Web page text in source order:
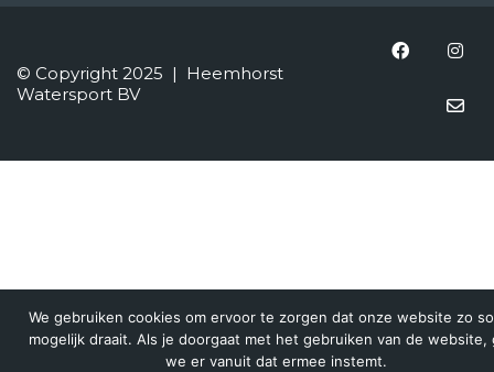
© Copyright 2025 | Heemhorst
Watersport BV
We gebruiken cookies om ervoor te zorgen dat onze website zo
mogelijk draait. Als je doorgaat met het gebruiken van de website,
we er vanuit dat ermee instemt.